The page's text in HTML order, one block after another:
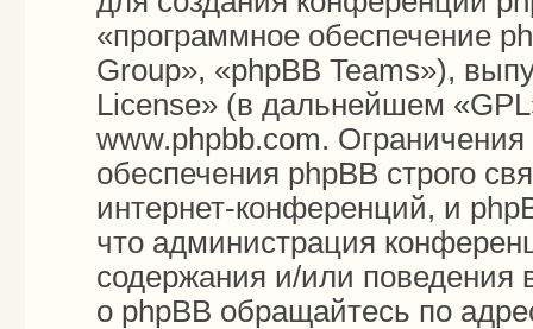
«программное обеспечение
Group», «phpBB Teams»),
License» (в дальнейшем
www.phpbb.com.
обеспечения phpBB строго
интернет-конференций, и
что администрация
содержания и/или
о phpBB обращайтесь по